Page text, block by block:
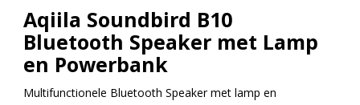
Aqiila Soundbird B10
Bluetooth Speaker met Lamp
en Powerbank
Multifunctionele Bluetooth Speaker met lamp en